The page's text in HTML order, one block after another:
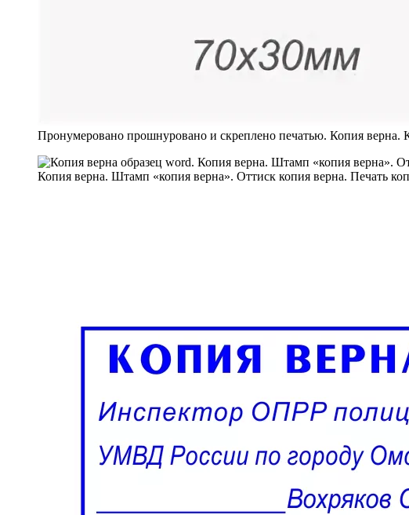
Пронумеровано прошнуровано и скреплено печатью. Копия
Копия верна. Штамп «копия верна». Оттиск копия верна. Печать